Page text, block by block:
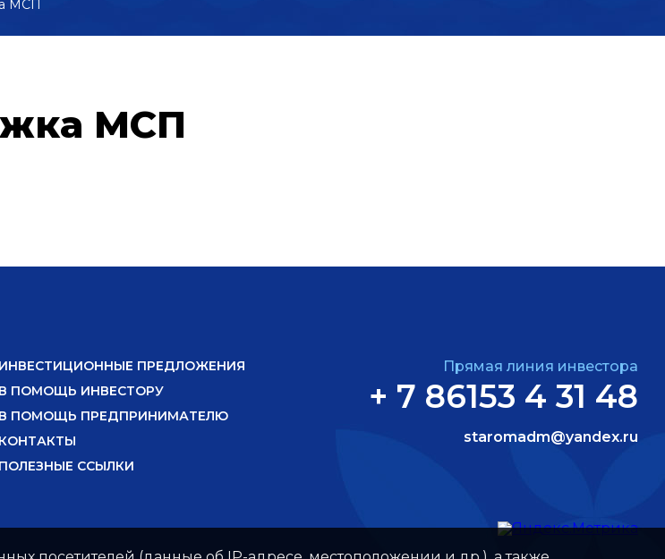
МСП
МСП
ИНВЕСТИЦИОННЫЕ ПРЕДЛОЖЕНИЯ
В ПОМОЩЬ ИНВЕСТОРУ
В ПОМОЩЬ ПРЕДПРИНИМАТЕЛЮ
КОНТАКТЫ
ПОЛЕЗНЫЕ ССЫЛКИ
Прямая линия инвестора
+ 7 86153 4 31 48
staromadm@yandex.ru